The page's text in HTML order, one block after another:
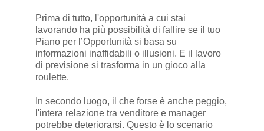
Prima di tutto, l'opportunità a cui stai
lavorando ha più possibilità di fallire se il tuo
Piano per l’Opportunità si basa su
informazioni inaffidabili o illusioni. E il lavoro
di previsione si trasforma in un gioco alla
roulette.
In secondo luogo, il che forse è anche peggio,
l'intera relazione tra venditore e manager
potrebbe deteriorarsi. Questo è lo scenario